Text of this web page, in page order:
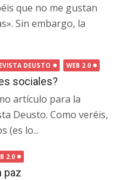
que no me gustan
Sin embargo, la
DEUSTO WEB 2.0
sociales?
artículo para la
Deusto. Como veréis,
(es lo...
2.0
paz